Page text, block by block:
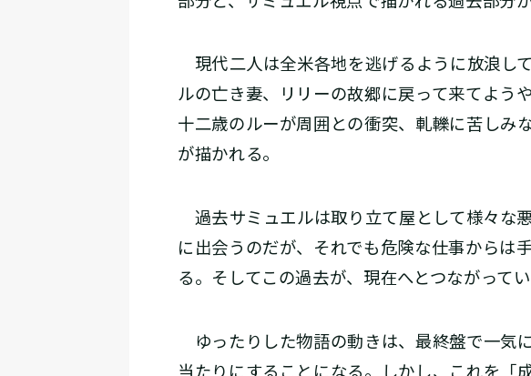
現代――二人は全米各地を逃げるように放浪し
ルの亡き妻、リリーの故郷に戻って来てよう
十二歳のルーが周囲との衝突、軋轢に苦しみ
が描かれる。
過去――サミュエルは取り立て屋として様々
に出会うのだが、それでも危険な仕事からは
る。そしてこの過去が、現在へとつながってい
ゆったりした物語の動きは、最終盤で一気
当たりにすることになる。しかし、これを「